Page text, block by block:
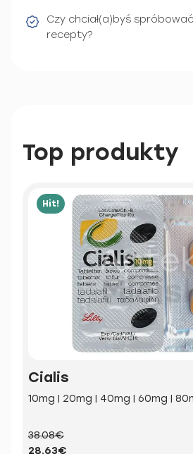
Czy chciał(a)byś
recepty?
Top produkty
Hit!
Cialis
10mg | 20mg | 40mg | 60mg |
38.08€
28.63€